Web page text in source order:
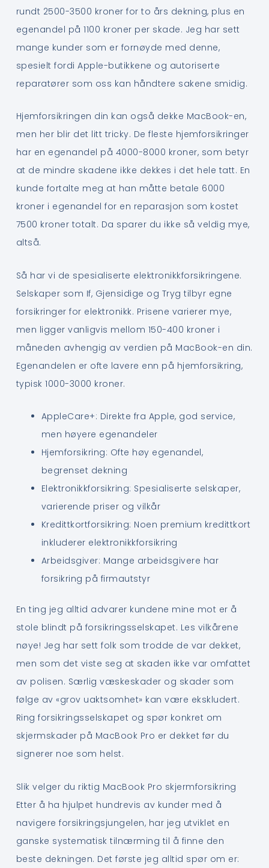
rundt 2500-3500 kroner for to års dekning, plus en
egenandel på 1100 kroner per skade. Jeg har sett
mange kunder som er fornøyde med denne,
spesielt fordi Apple-butikkene og autoriserte
reparatører som oss kan håndtere sakene smidig.
Hjemforsikringen din kan også dekke MacBook-en,
men her blir det litt tricky. De fleste hjemforsikringer
har en egenandel på 4000-8000 kroner, som betyr
at de mindre skadene ikke dekkes i det hele tatt. En
kunde fortalte meg at han måtte betale 6000
kroner i egenandel for en reparasjon som kostet
7500 kroner totalt. Da sparer du ikke så veldig mye,
altså.
Så har vi de spesialiserte elektronikkforsikringene.
Selskaper som If, Gjensidige og Tryg tilbyr egne
forsikringer for elektronikk. Prisene varierer mye,
men ligger vanligvis mellom 150-400 kroner i
måneden avhengig av verdien på MacBook-en din.
Egenandelen er ofte lavere enn på hjemforsikring,
typisk 1000-3000 kroner.
AppleCare+: Direkte fra Apple, god service,
men høyere egenandeler
Hjemforsikring: Ofte høy egenandel,
begrenset dekning
Elektronikkforsikring: Spesialiserte selskaper,
varierende priser og vilkår
Kredittkortforsikring: Noen premium kredittkort
inkluderer elektronikkforsikring
Arbeidsgiver: Mange arbeidsgivere har
forsikring på firmautstyr
En ting jeg alltid advarer kundene mine mot er å
stole blindt på forsikringsselskapet. Les vilkårene
nøye! Jeg har sett folk som trodde de var dekket,
men som det viste seg at skaden ikke var omfattet
av polisen. Særlig væskeskader og skader som
følge av «grov uaktsomhet» kan være ekskludert.
Ring forsikringsselskapet og spør konkret om
skjermskader på MacBook Pro er dekket før du
signerer noe som helst.
Slik velger du riktig MacBook Pro skjermforsikring
Etter å ha hjulpet hundrevis av kunder med å
navigere forsikringsjungelen, har jeg utviklet en
ganske systematisk tilnærming til å finne den
beste dekningen. Det første jeg alltid spør om er: